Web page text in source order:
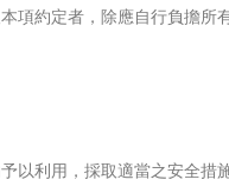
項約定者，除應自行負擔所
以利用，採取適當之安全措